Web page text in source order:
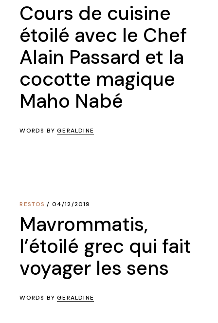
Cours de cuisine
étoilé avec le Chef
Alain Passard et la
cocotte magique
Maho Nabé
WORDS BYGERALDINE
RESTOS 04/12/2019
Mavrommatis,
l’étoilé grec qui fait
voyager les sens
WORDS BYGERALDINE